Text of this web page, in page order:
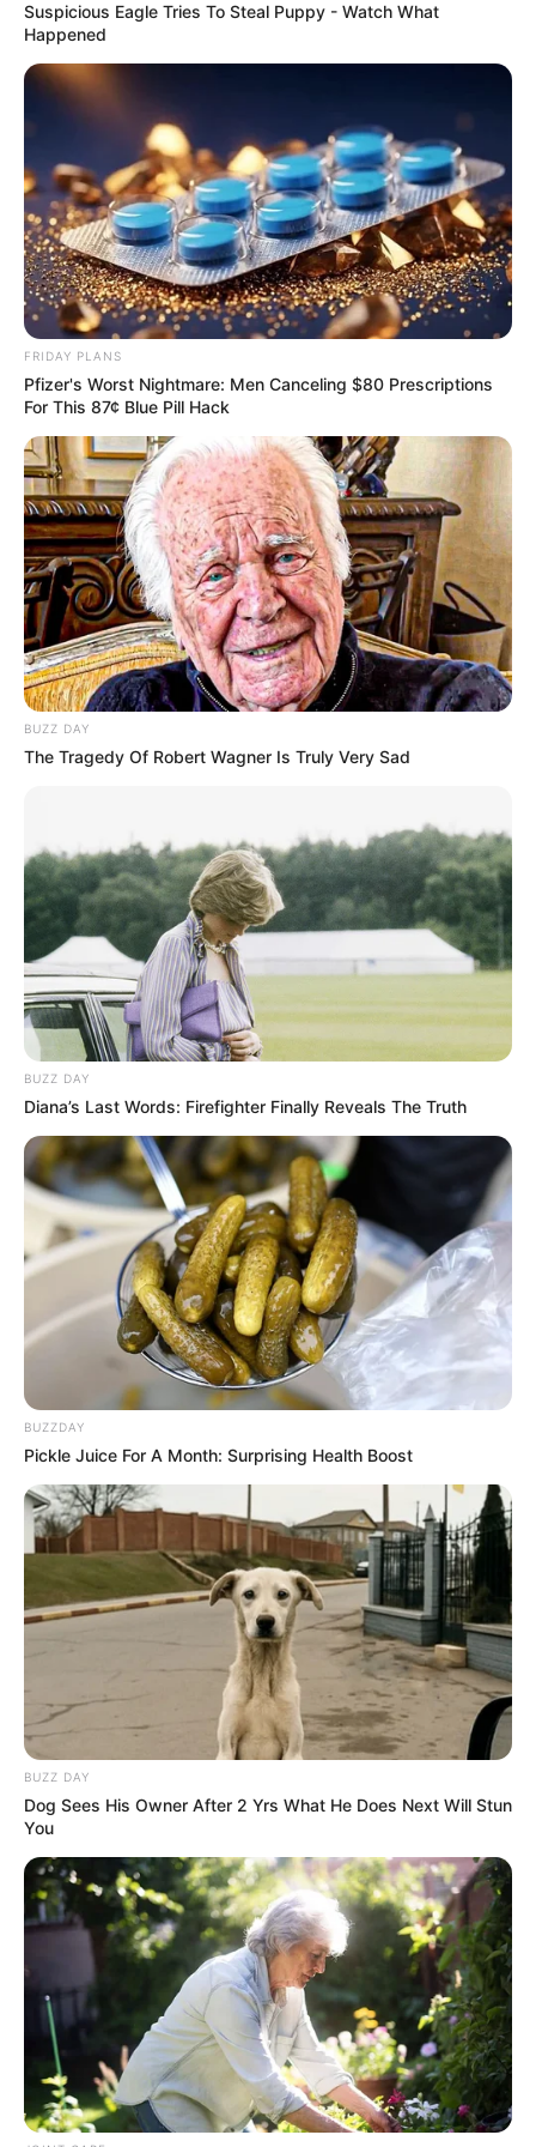
Suspicious Eagle Tries To Steal Puppy - Watch What
Happened
FRIDAY PLANS
Pfizer's Worst Nightmare: Men Canceling $80 Prescriptions
For This 87¢ Blue Pill Hack
BUZZ DAY
The Tragedy Of Robert Wagner Is Truly Very Sad
BUZZ DAY
Diana’s Last Words: Firefighter Finally Reveals The Truth
BUZZDAY
Pickle Juice For A Month: Surprising Health Boost
BUZZ DAY
Dog Sees His Owner After 2 Yrs What He Does Next Will Stun
You